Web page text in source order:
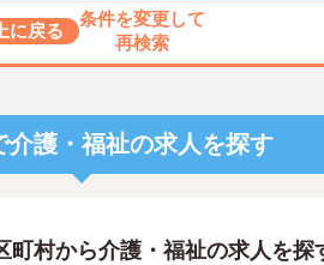
に戻る
条件を変更して
再検索
介護・福祉の求人を探す
町村から介護・福祉の求人を探